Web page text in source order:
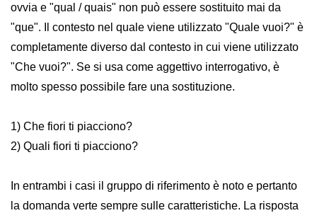
ovvia e "qual / quais" non può essere sostituito mai da
"que". Il contesto nel quale viene utilizzato "Quale vuoi?" è
completamente diverso dal contesto in cui viene utilizzato
"Che vuoi?". Se si usa come aggettivo interrogativo, è
molto spesso possibile fare una sostituzione.
1) Che fiori ti piacciono?
2) Quali fiori ti piacciono?
In entrambi i casi il gruppo di riferimento è noto e pertanto
la domanda verte sempre sulle caratteristiche. La risposta